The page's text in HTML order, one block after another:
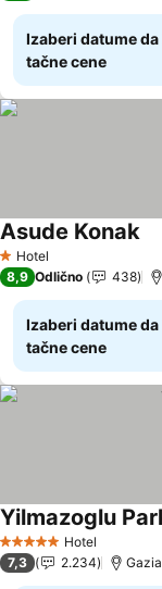
Izaberi datume
tačne cene
1 Zvezdice
Hotel
Asude Konak
8,9 Odlično 438
Izaberi datume
tačne cene
5 ZvezdiceHotel
Yilmazoglu
7,3 2.234